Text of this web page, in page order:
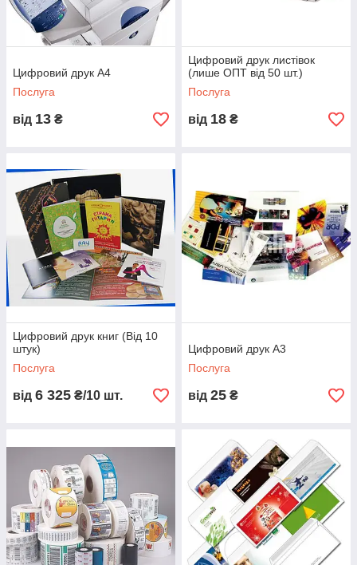
Цифровий друк А4
Послуга
від 13 ₴
Цифровий друк листівок
(лише ОПТ від 50 шт.)
Послуга
від 18 ₴
Цифровий друк книг (Від 10
штук)
Послуга
від 6 325 ₴/10 шт.
Цифровий друк А3
Послуга
від 25 ₴